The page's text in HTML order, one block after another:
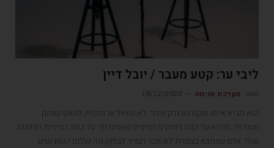
ליבי ער: קטע מעבר / יובל דיין
מערכת פנימה
הוא מביא איתו שקט שבודק אותי. לא שואל או מוכיח, פשוט שותק
ושגרתי. מוודא עד כמה רחוקים החיצים ששיגרתי. עד כמה רציניות הכוונות
שלי. אדם שנמצא בצמרת לא זוכר תמיד לבדוק מה שלום השורשים